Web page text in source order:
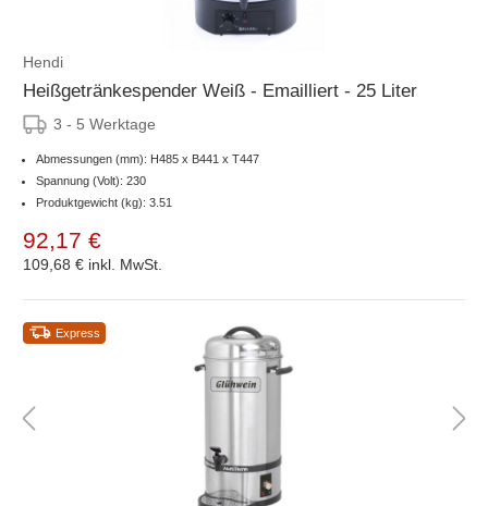
Hendi
Heißgetränkespender Weiß - Emailliert - 25 Liter
3 - 5 Werktage
Abmessungen (mm): H485 x B441 x T447
Spannung (Volt): 230
Produktgewicht (kg): 3.51
92,17 €
109,68 € inkl. MwSt.
Express